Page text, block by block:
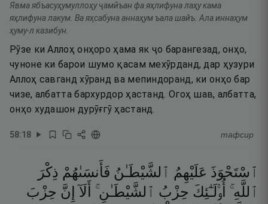
Явма ябъасуҳумуллоҳу ҷамӣъан фа яҳлифуна лаҳу кама
яҳлифуна лакум. Ва яҳсабуна аннаҳум ъала шайъ. Ала иннаҳум
ҳуму-л казибун.
Рӯзе ки Аллоҳ онҳоро ҳама як ҷо барангезад, онҳо,
чуноне ки барои шумо қасам мехӯрданд, дар ҳузури
Аллоҳ савганд хӯранд ва мепиндоранд, ки онҳо бар
чизе, албатта бархурдор ҳастанд. Огоҳ шав, албатта,
онҳо худашон дурӯғгӯ ҳастанд.
58:18 тафсир
ٱسْتَحْوَذَ عَلَيْهِمُ ٱلشَّيْطَـٰنُ فَأَنسَىٰهُمْ ذِكْرَ
ٱللَّهِ ۚ أُو۟لَـٰٓئِكَ حِزْبُ ٱلشَّيْطَـٰنِ ۚ أَلَآ إِنَّ حِزْبَ